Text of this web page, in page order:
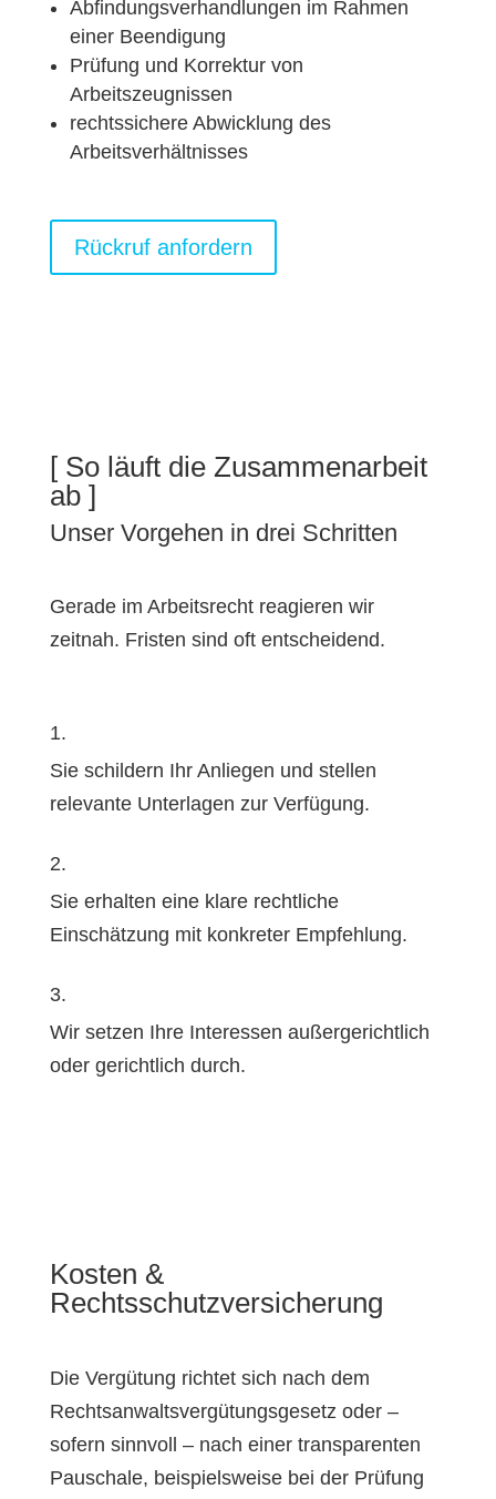
Abfindungsverhandlungen im Rahmen
einer Beendigung
Prüfung und Korrektur von
Arbeitszeugnissen
rechtssichere Abwicklung des
Arbeitsverhältnisses
Rückruf anfordern
[ So läuft die Zusammenarbeit
ab ]
Unser Vorgehen in drei Schritten
Gerade im Arbeitsrecht reagieren wir
zeitnah. Fristen sind oft entscheidend.
1.
Sie schildern Ihr Anliegen und stellen
relevante Unterlagen zur Verfügung.
2.
Sie erhalten eine klare rechtliche
Einschätzung mit konkreter Empfehlung.
3.
Wir setzen Ihre Interessen außergerichtlich
oder gerichtlich durch.
Kosten &
Rechtsschutzversicherung
Die Vergütung richtet sich nach dem
Rechtsanwaltsvergütungsgesetz oder –
sofern sinnvoll – nach einer transparenten
Pauschale, beispielsweise bei der Prüfung